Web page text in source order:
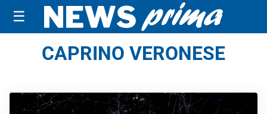
☰
CAPRINO VERONESE